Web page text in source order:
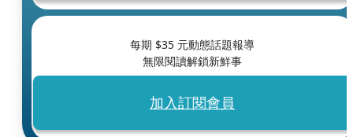
每期 $35 元動態話題報導
無限閱讀解鎖新鮮事
加入訂閱會員